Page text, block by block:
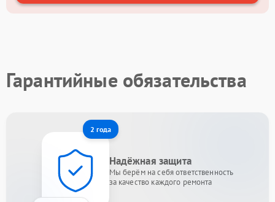
Гарантийные обязательства
2 года
Надёжная защита
Мы берём на себя ответственность
за качество каждого ремонта